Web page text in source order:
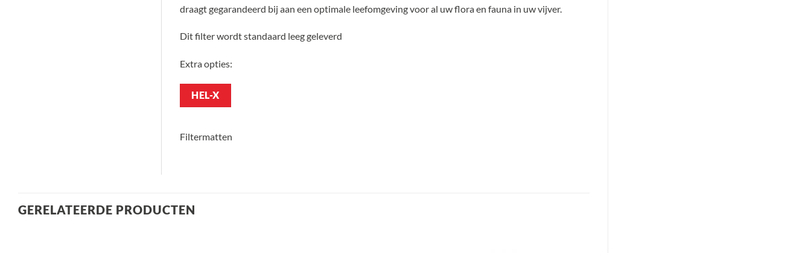
draagt gegarandeerd bij aan een optimale leefomgeving voor al uw flora en fauna in uw vijver.
Dit filter wordt standaard leeg geleverd
Extra opties:
HEL-X
Filtermatten
GERELATEERDE PRODUCTEN